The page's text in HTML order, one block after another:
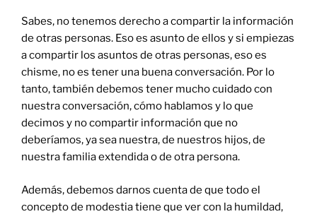
Sabes, no tenemos derecho a compartir la información
de otras personas. Eso es asunto de ellos y si empiezas
a compartir los asuntos de otras personas, eso es
chisme, no es tener una buena conversación. Por lo
tanto, también debemos tener mucho cuidado con
nuestra conversación, cómo hablamos y lo que
decimos y no compartir información que no
deberíamos, ya sea nuestra, de nuestros hijos, de
nuestra familia extendida o de otra persona.
Además, debemos darnos cuenta de que todo el
concepto de modestia tiene que ver con la humildad,